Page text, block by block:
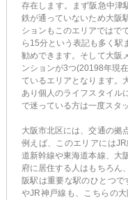
存在します。まず阪急中津
鉄が通っていないため大阪
ションもこのエリアではで
ら15分という表記も多く
勧めできます。そして大阪
ンションが3つ(20198年現
ているエリアとなります。
あり個人のライフスタイル
で迷っている方は一度スタ
大阪市北区には、交通の拠
例えば、このエリアには
道新幹線や東海道本線、大
府に居住する人はもちろん
阪駅は重要な駅のひとつ
やJR神戸線も、こちらの